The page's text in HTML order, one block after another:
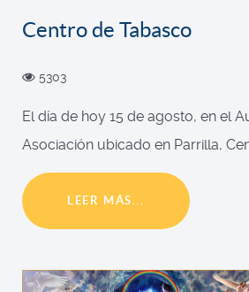
Centro de Tabasco
5303
El día de hoy 15 de agosto, en el
Asociación ubicado en Parrilla,
LEER MÁS...